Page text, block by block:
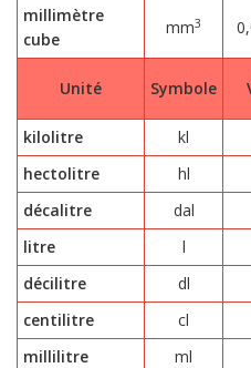
millimètre
cube
mm3
Unité Symbole
kilolitre
kl
hectolitre hl
décalitre dal
litre l
décilitre dl
centilitre cl
millilitre ml